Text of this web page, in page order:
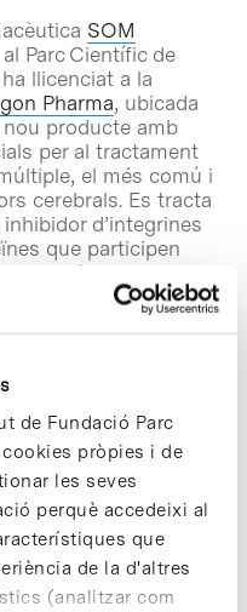
de Fundació Parc
pròpies i de
les seves
perquè accedeixi al
que
de la d'altres
(analitzar com
SOM
Parc Científic de
llicenciat a la
Pharma, ubicada
producte amb
per al tractament
el més comú i
cerebrals. Es tracta
d’integrines
que participen
la unió de les
de tal manera
podria resultar
mercat el
nova creació
humà
offdel Consell
Científiques